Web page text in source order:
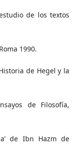
de los textos
1990.
de Hegel y la
de Filosofía,
de Ibn Hazm de